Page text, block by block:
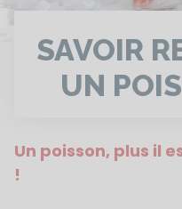
SAVOIR
UN
Un poisson, plus il
!